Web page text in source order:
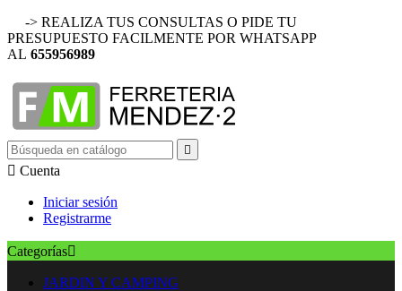
-> REALIZA TUS CONSULTAS O PIDE TU
PRESUPUESTO FACILMENTE POR WHATSAPP
AL 655956989

 Cuenta
Iniciar sesión
Registrarme
Categorías
JARDIN Y CAMPING